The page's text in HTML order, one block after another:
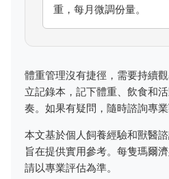
重，每月微調份量。
體重管理沒有捷徑，需要持續
立記錄本，記下體重、飲食和
奏。如果有疑問，隨時諮詢專
本文基於個人飼養經驗和獸醫
旨在提供實用參考。每隻瑪爾
請以專業評估為準。